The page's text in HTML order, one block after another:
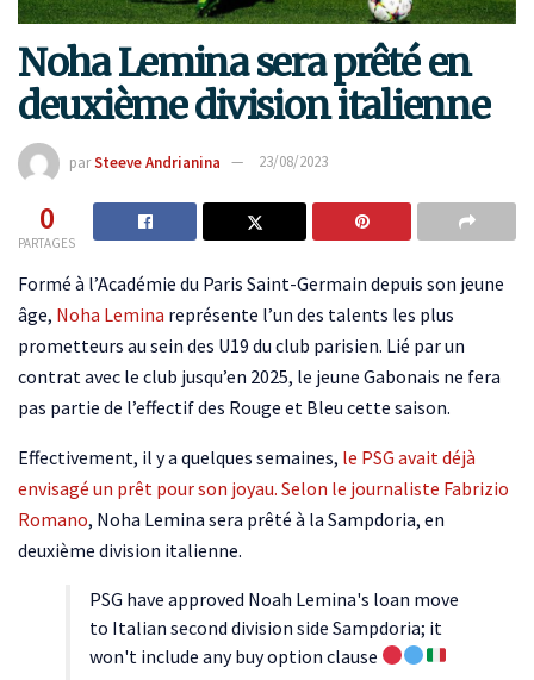
Noha Lemina sera prêté en
deuxième division italienne
parSteeve Andrianina 23/08/2023
0
PARTAGES
Formé à l’Académie du Paris Saint-Germain depuis son jeune
âge, Noha Lemina représente l’un des talents les plus
prometteurs au sein des U19 du club parisien. Lié par un
contrat avec le club jusqu’en 2025, le jeune Gabonais ne fera
pas partie de l’effectif des Rouge et Bleu cette saison.
Effectivement, il y a quelques semaines, le PSG avait déjà
envisagé un prêt pour son joyau. Selon le journaliste Fabrizio
Romano, Noha Lemina sera prêté à la Sampdoria, en
deuxième division italienne.
PSG have approved Noah Lemina's loan move
to Italian second division side Sampdoria; it
won't include any buy option clause